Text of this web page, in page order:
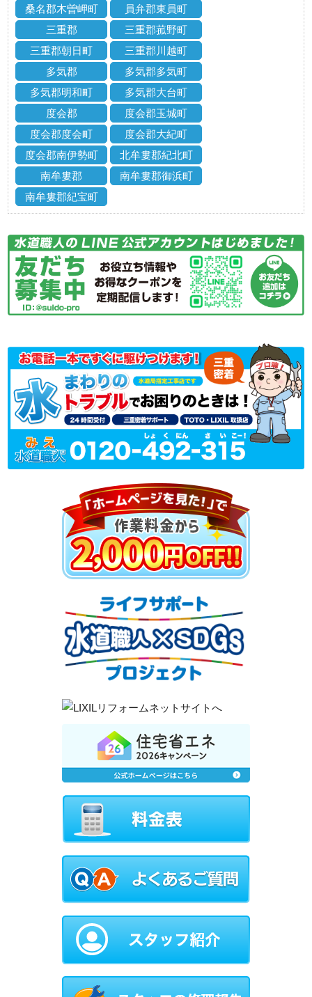
桑名郡木曽岬町
員弁郡東員町
三重郡
三重郡菰野町
三重郡朝日町
三重郡川越町
多気郡
多気郡多気町
多気郡明和町
多気郡大台町
度会郡
度会郡玉城町
度会郡度会町
度会郡大紀町
度会郡南伊勢町
北牟婁郡紀北町
南牟婁郡
南牟婁郡御浜町
南牟婁郡紀宝町